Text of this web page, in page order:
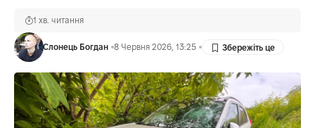
Слонець Богдан 8 Червня 2026, 13:25
1 хв. читання